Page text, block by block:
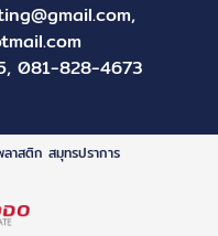
,
, 081-828-4673
าสติก สมุทรปราการ